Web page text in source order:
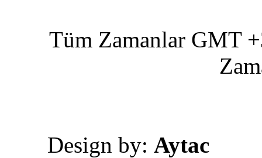
Tüm Zamanlar GMT
Design by: Aytac